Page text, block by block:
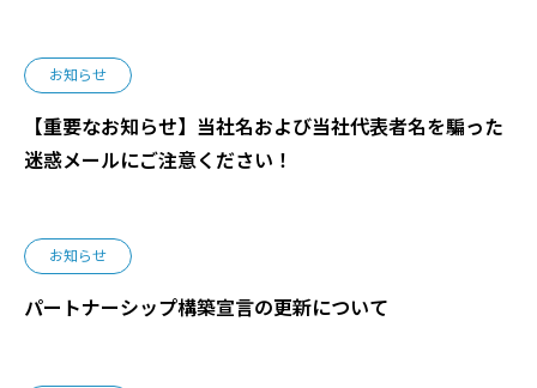
お知らせ
【重要なお知らせ】当社名および当社代表者名を騙った
迷惑メールにご注意ください！
お知らせ
パートナーシップ構築宣言の更新について